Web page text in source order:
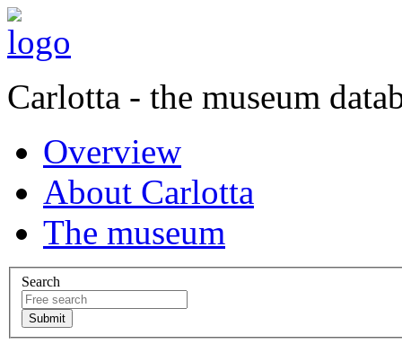
Carlotta - the museum
Overview
About Carlotta
The museum
Search